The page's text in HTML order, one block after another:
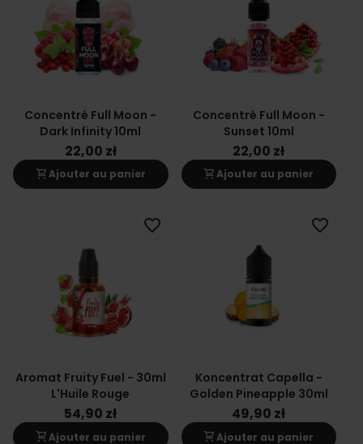
Concentré Full Moon -
Dark Infinity 10ml
22,00 zł
shopping_cartAjouter au panier
Concentré Full Moon -
Sunset 10ml
22,00 zł
shopping_cartAjouter au panier
Aromat Fruity Fuel - 30ml
L'Huile Rouge
54,90 zł
shopping_cartAjouter au panier
favorite_border
Koncentrat Capella -
Golden Pineapple 30ml
49,90 zł
shopping_cartAjouter au panier
favorite_border